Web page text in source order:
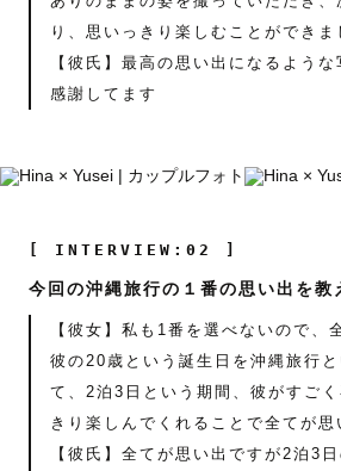
り、思いっきり楽しむことができま
【彼氏】最高の思い出になるよう
感謝してます
[ INTERVIEW:02 ]
今回の沖縄旅行の１番の思い出を教
【彼女】私も1番を選べないので、
彼の20歳という誕生日を沖縄旅行
て、2泊3日という期間、彼がすご
きり楽しんでくれることで全てが思
【彼氏】全てが思い出ですが2泊3